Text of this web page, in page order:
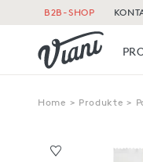
B2B-SHOP
Home > Produkte >